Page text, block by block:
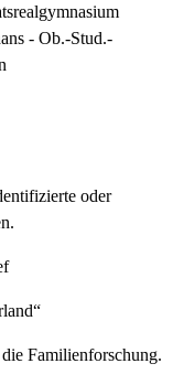
- Ob.-Stud.-
oder
Familienforschung.